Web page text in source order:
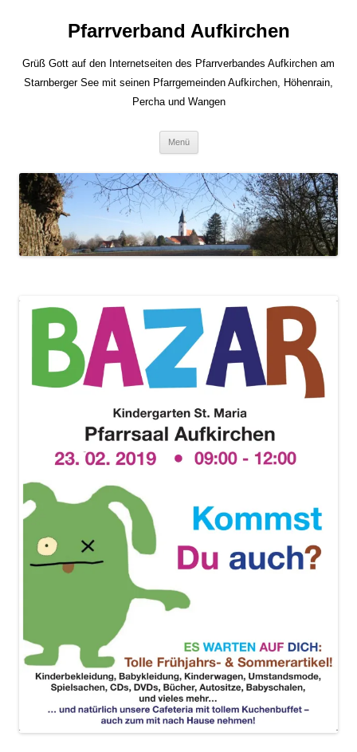
Pfarrverband Aufkirchen
Grüß Gott auf den Internetseiten des Pfarrverbandes Aufkirchen am
Starnberger See mit seinen Pfarrgemeinden Aufkirchen, Höhenrain,
Percha und Wangen
Menü